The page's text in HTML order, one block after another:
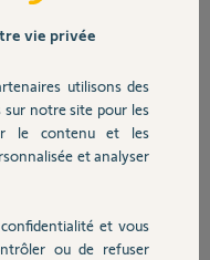
et je voudrais
dans le caisson car la
vie privée
utilisons des
sur notre site pour les
le contenu et les
et analyser
et vous
ou de refuser